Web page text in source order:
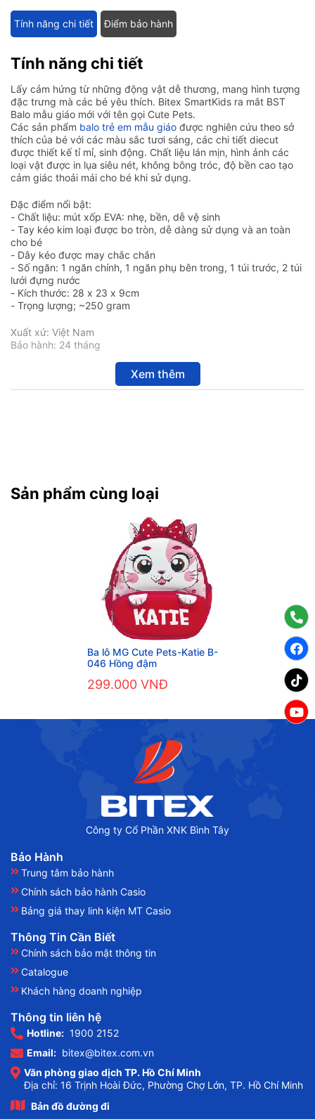
Tính năng chi tiết Điểm bảo hành
Tính năng chi tiết
Lấy cảm hứng từ những động vật dễ thương, mang hình tượng
đặc trưng mà các bé yêu thích. Bitex SmartKids ra mắt BST
Balo mẫu giáo mới với tên gọi Cute Pets.
Các sản phẩm balo trẻ em mẫu giáo được nghiên cứu theo sở
thích của bé với các màu sắc tươi sáng, các chi tiết diecut
được thiết kế tỉ mỉ, sinh động. Chất liệu lán mịn, hình ảnh các
loại vật được in lụa siêu nét, không bông tróc, độ bền cao tạo
cảm giác thoải mái cho bé khi sử dụng.
Đặc điểm nổi bật:
- Chất liệu: mút xốp EVA: nhẹ, bền, dễ vệ sinh
- Tay kéo kim loại được bo tròn, dễ dàng sử dụng và an toàn
cho bé
- Dây kéo được may chắc chắn
- Số ngăn: 1 ngăn chính, 1 ngăn phụ bên trong, 1 túi trước, 2 túi
lưới đựng nước
- Kích thước: 28 x 23 x 9cm
- Trọng lượng; ~250 gram
Xuất xứ: Việt Nam
Bảo hành: 24 tháng
Xem thêm
Sản phẩm cùng loại
Ba lô MG Cute Pets-Katie B-
046 Hồng đậm
299.000 VNĐ
Công ty Cổ Phần XNK Bình Tây
Bảo Hành
Trung tâm bảo hành
Chính sách bảo hành Casio
Bảng giá thay linh kiện MT Casio
Thông Tin Cần Biết
Chính sách bảo mật thông tin
Catalogue
Khách hàng doanh nghiệp
Thông tin liên hệ
Hotline: 1900 2152
Email: bitex@bitex.com.vn
Văn phòng giao dịch TP. Hồ Chí Minh
Địa chỉ: 16 Trịnh Hoài Đức, Phường Chợ Lớn, TP. Hồ Chí Minh
Bản đồ đường đi